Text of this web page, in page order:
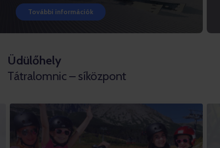
További információk
Üdülőhely
Tátralomnic – síközpont